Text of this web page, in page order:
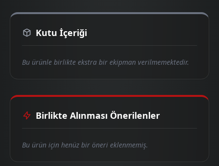
Kutu İçeriği
Bu ürünle birlikte ekstra bir ekipman verilmemektedir.
Birlikte Alınması Önerilenler
Bu ürün için henüz bir öneri eklenmemiş.